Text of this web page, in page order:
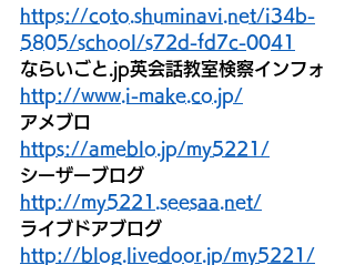
https://coto.shuminavi.net/i34b-
5805/school/s72d-fd7c-0041
ならいごと.jp英会話教室検察インフォ
http://www.i-make.co.jp/
アメブロ
https://ameblo.jp/my5221/
シーザーブログ
http://my5221.seesaa.net/
ライブドアブログ
http://blog.livedoor.jp/my5221/